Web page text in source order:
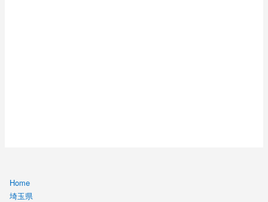
Home
埼玉県